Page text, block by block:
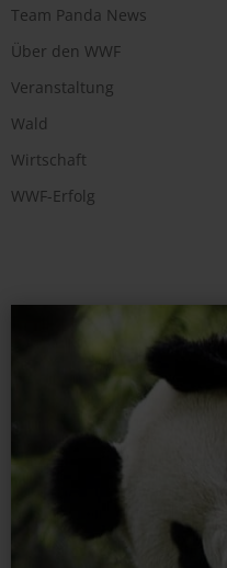
Team Panda News
Über den WWF
Veranstaltung
Wald
Wirtschaft
WWF-Erfolg